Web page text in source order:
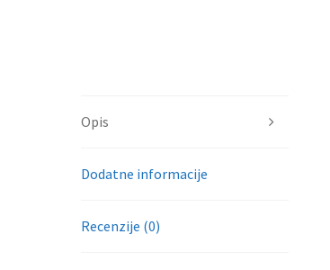
Opis
Dodatne informacije
Recenzije (0)